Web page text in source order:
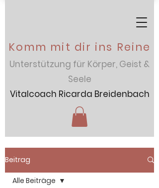
Komm mit dir ins Reine
Unterstützung für Körper, Geist &
Seele
Vitalcoach Ricarda Breidenbach
Beitrag
Alle Beiträge